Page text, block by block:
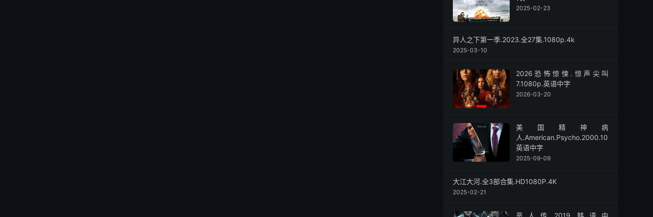
2025-02-23
异人之下第一季.2023.全27集.1080p.4k
2025-03-10
2026恐怖惊悚.惊声尖叫
7.1080p.英语中字
2026-03-20
美国精神病
人.American.Psycho.2000.1080p.
英语中字
2025-09-09
大江大河.全3部合集.HD1080P.4K
2025-02-21
恶人传.2019.韩语中